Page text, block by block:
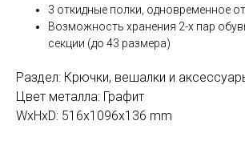
3 откидные полки, одновременное
Возможность хранения 2-х пар
секции (до 43 размера)
Раздел: Крючки, вешалки и
Цвет металла: Графит
WxHxD: 516x1096x136 mm